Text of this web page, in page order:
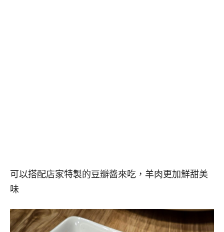
可以搭配店家特製的豆瓣醬來吃，羊肉更加鮮甜美
味